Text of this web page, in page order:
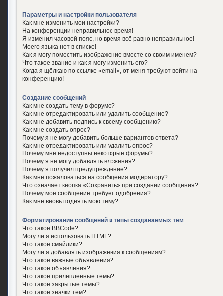
Параметры и настройки пользователя
Как мне изменить мои настройки?
На конференции неправильное время!
Я изменил часовой пояс, но время всё равно неправильное!
Моего языка нет в списке!
Как я могу поместить изображение вместе со своим именем?
Что такое звание и как я могу изменить его?
Когда я щёлкаю по ссылке «email», от меня требуют войти на
конференцию!
Создание сообщений
Как мне создать тему в форуме?
Как мне отредактировать или удалить сообщение?
Как мне добавить подпись к своему сообщению?
Как мне создать опрос?
Почему я не могу добавить больше вариантов ответа?
Как мне отредактировать или удалить опрос?
Почему мне недоступны некоторые форумы?
Почему я не могу добавлять вложения?
Почему я получил предупреждение?
Как мне пожаловаться на сообщения модератору?
Что означает кнопка «Сохранить» при создании сообщения?
Почему моё сообщение требует одобрения?
Как мне вновь поднять мою тему?
Форматирование сообщений и типы создаваемых тем
Что такое BBCode?
Могу ли я использовать HTML?
Что такое смайлики?
Могу ли я добавлять изображения к сообщениям?
Что такое важные объявления?
Что такое объявления?
Что такое прилепленные темы?
Что такое закрытые темы?
Что такое значки тем?